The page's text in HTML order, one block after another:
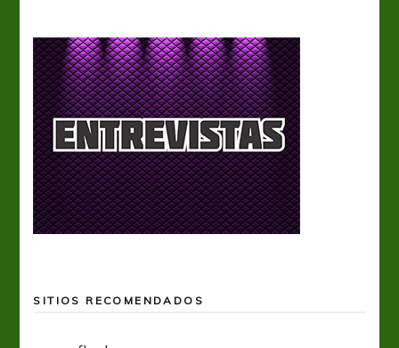
SITIOS RECOMENDADOS